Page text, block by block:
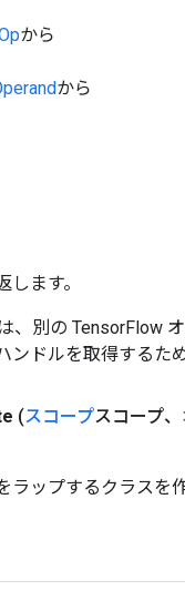
から
から
ます。
、別の TensorFlow
ンドルを取得するた
(スコープスコープ、
ラップするクラスを